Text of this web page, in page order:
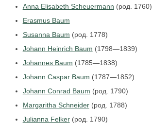
Anna Elisabeth Scheuermann (род. 1760)
Erasmus Baum
Susanna Baum (род. 1778)
Johann Heinrich Baum (1798—1839)
Johannes Baum (1785—1838)
Johann Caspar Baum (1787—1852)
Johann Conrad Baum (род. 1790)
Margaritha Schneider(род. 1788)
Julianna Felker(род. 1790)